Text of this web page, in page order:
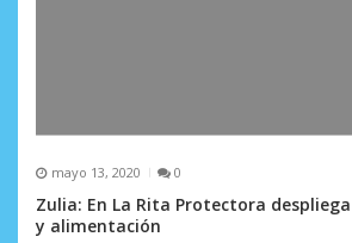
mayo 13, 2020 0
Zulia: En La Rita Protectora
y alimentación